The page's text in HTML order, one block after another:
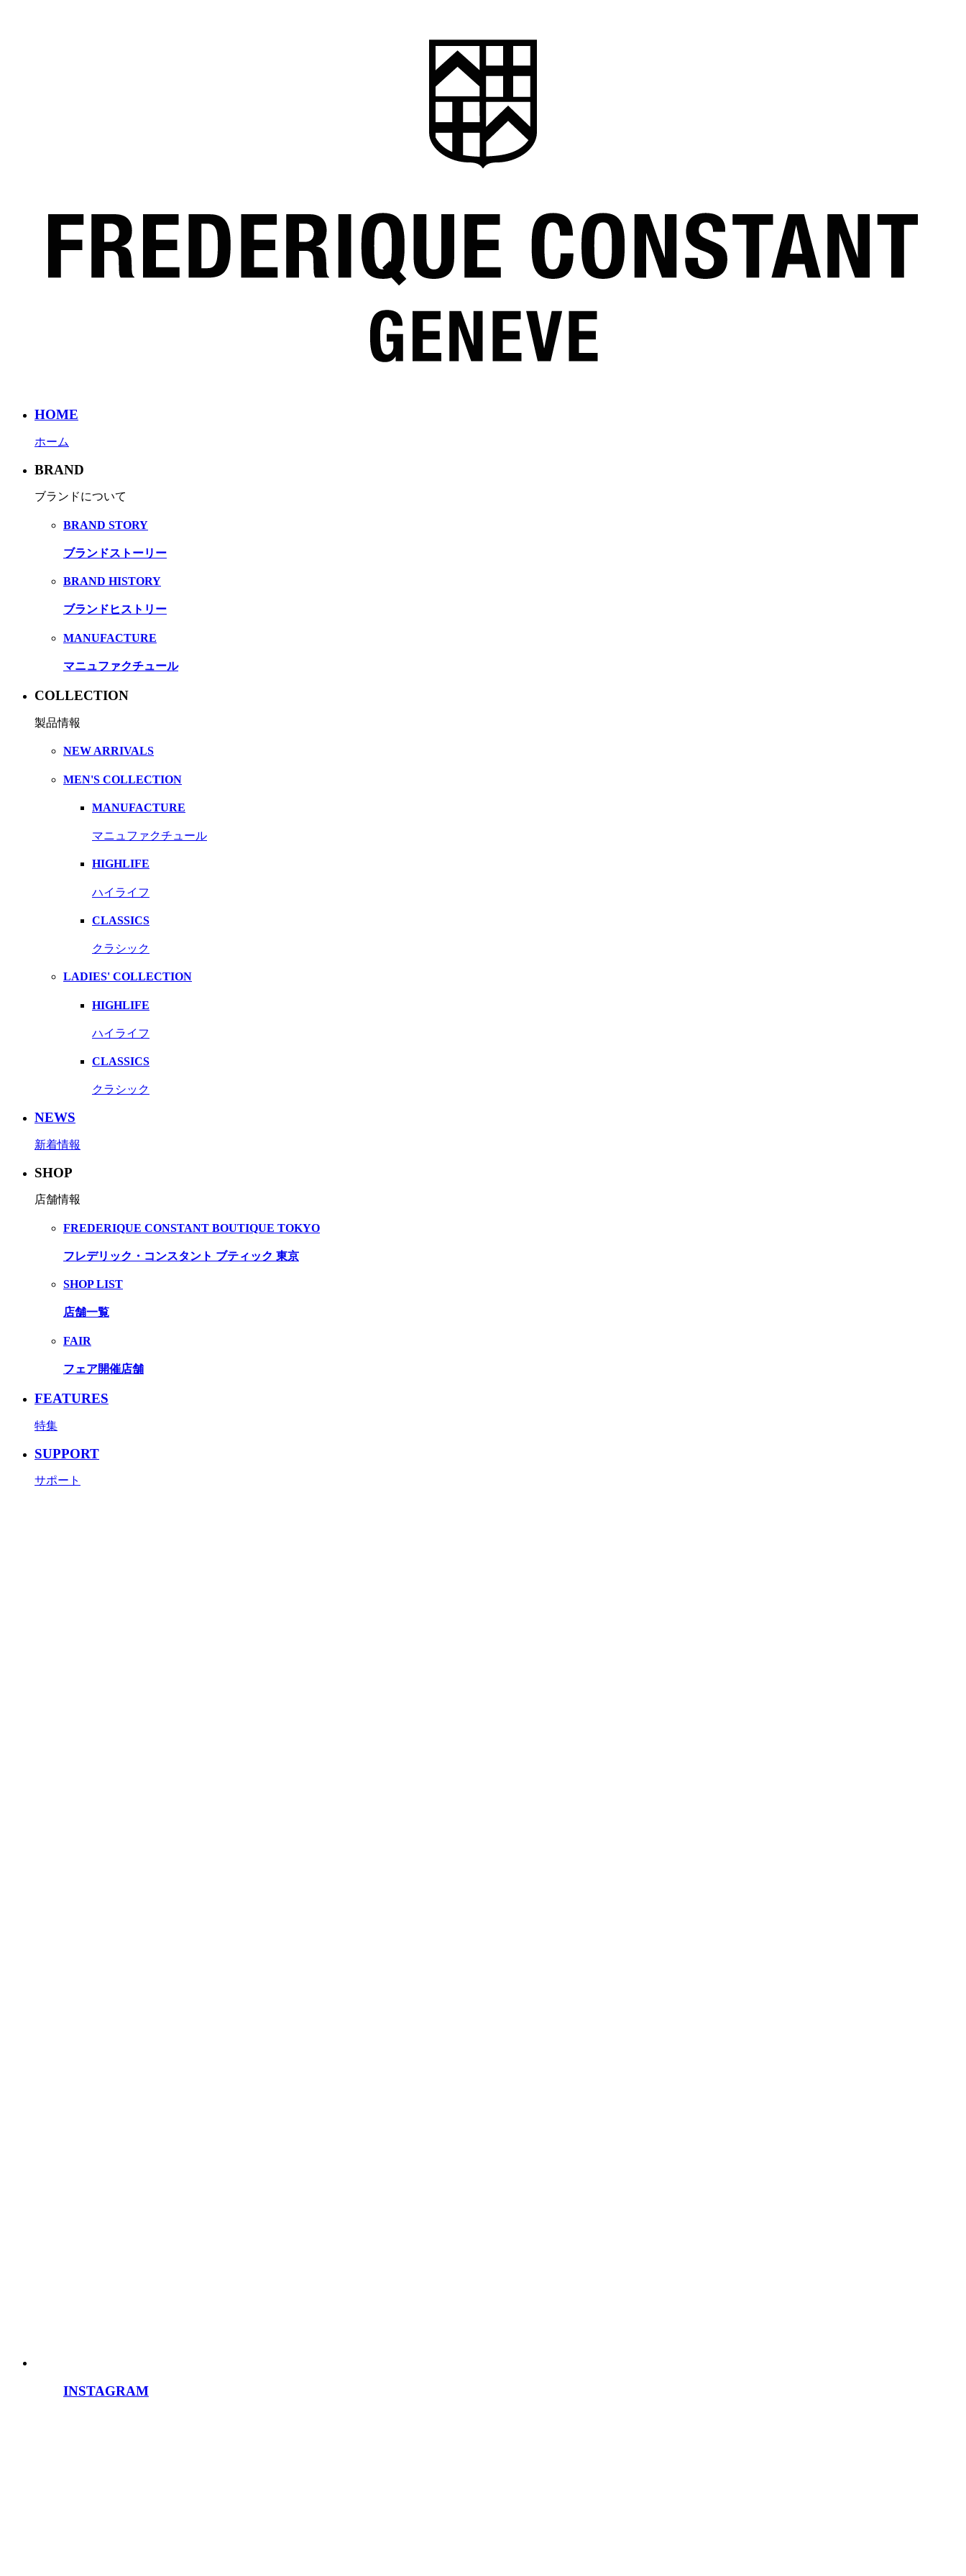
HOME
ホーム
BRAND
ブランドについて
BRAND STORY
ブランドストーリー
BRAND HISTORY
ブランドヒストリー
MANUFACTURE
マニュファクチュール
COLLECTION
製品情報
NEW ARRIVALS
MEN'S COLLECTION
MANUFACTURE
マニュファクチュール
HIGHLIFE
ハイライフ
CLASSICS
クラシック
LADIES' COLLECTION
HIGHLIFE
ハイライフ
CLASSICS
クラシック
NEWS
新着情報
SHOP
店舗情報
FREDERIQUE CONSTANT BOUTIQUE TOKYO
フレデリック・コンスタント ブティック 東京
SHOP LIST
店舗一覧
FAIR
フェア開催店舗
FEATURES
特集
SUPPORT
サポート
INSTAGRAM